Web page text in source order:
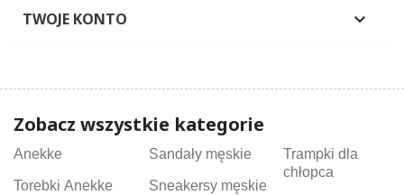
TWOJE KONTO 
Zobacz wszystkie kategorie
Anekke
Torebki Anekke
Sandały męskie
Sneakersy męskie
Trampki dla
chłopca